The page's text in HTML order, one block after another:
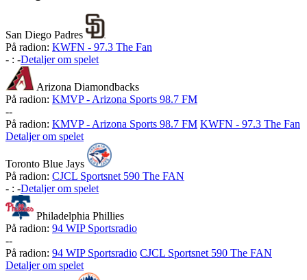
San Diego Padres
På radion: KWFN - 97.3 The Fan
- : -Detaljer om spelet
Arizona Diamondbacks
På radion: KMVP - Arizona Sports 98.7 FM
--
På radion: KMVP - Arizona Sports 98.7 FM KWFN - 97.3 The Fan
Detaljer om spelet
Toronto Blue Jays
På radion: CJCL Sportsnet 590 The FAN
- : -Detaljer om spelet
Philadelphia Phillies
På radion: 94 WIP Sportsradio
--
På radion: 94 WIP Sportsradio CJCL Sportsnet 590 The FAN
Detaljer om spelet